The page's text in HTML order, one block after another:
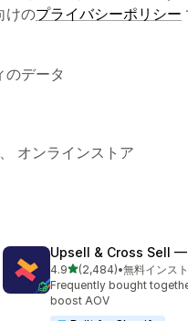
けのプライバシーポリシー
のデータ
オンラインストア
Upsell & Cross Sell
4.95つ星中
(2,484)
合計レビュー数：2484件
•無料インス
Frequently bought
boost AOV